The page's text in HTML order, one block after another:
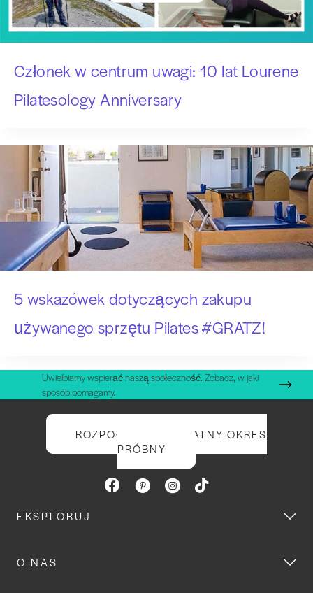
Członek w centrum uwagi: 10 lat Lourene
Pilatesology Anniversary
5 wskazówek dotyczących zakupu
używanego sprzętu Pilates #GRATZ!
Uwielbiamy wspierać naszą społeczność. Zobacz, w jaki
sposób pomagamy.
ROZPOCZNIJ BEZPŁATNY OKRES
PRÓBNY
EKSPLORUJ
O NAS